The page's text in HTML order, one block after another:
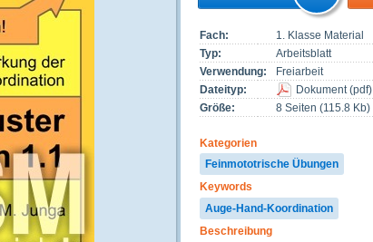
Fach:
1. Klasse Material
Typ:
Arbeitsblatt
Verwendung:
Freiarbeit
Dateityp:
Dokument(pdf)
Größe:
8 Seiten (115.8 Kb)
Kategorien
Feinmototrische Übungen
Keywords
Auge-Hand-Koordination
Beschreibung